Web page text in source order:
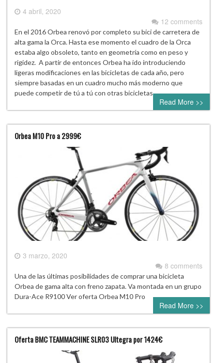
4 abril, 2020
12 comments
En el 2016 Orbea renovó por completo su bici de carretera de
alta gama la Orca. Hasta ese momento el cuadro de la Orca
estaba algo obsoleto, tanto en geometría como en peso y
rigidez. A partir de entonces Orbea ha ido introduciendo
ligeras modificaciones en las bicicletas de cada año, pero
siempre basadas en un cuadro mucho más moderno que
puede competir de tú a tú con otras bicicletas…
Read More >>
Orbea M10 Pro a 2999€
3 marzo, 2020
8 comments
Una de las últimas posibilidades de comprar una bicicleta
Orbea de gama alta con freno zapata. Va montada en un grupo
Dura-Ace R9100 Ver oferta Orbea M10 Pro
Read More >>
Oferta BMC TEAMMACHINE SLR03 Ultegra por 1424€